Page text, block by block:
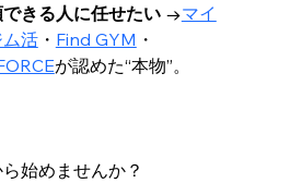
きる人に任せたい →マイ
ム活・ Find GYM ・
が認めた“本物”。
始めませんか？